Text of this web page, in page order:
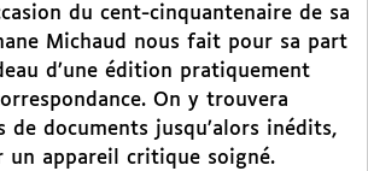
du cent-cinquantenaire de sa
Michaud nous fait pour sa part
d’une édition pratiquement
On y trouvera
de documents jusqu’alors inédits,
un appareil critique soigné.